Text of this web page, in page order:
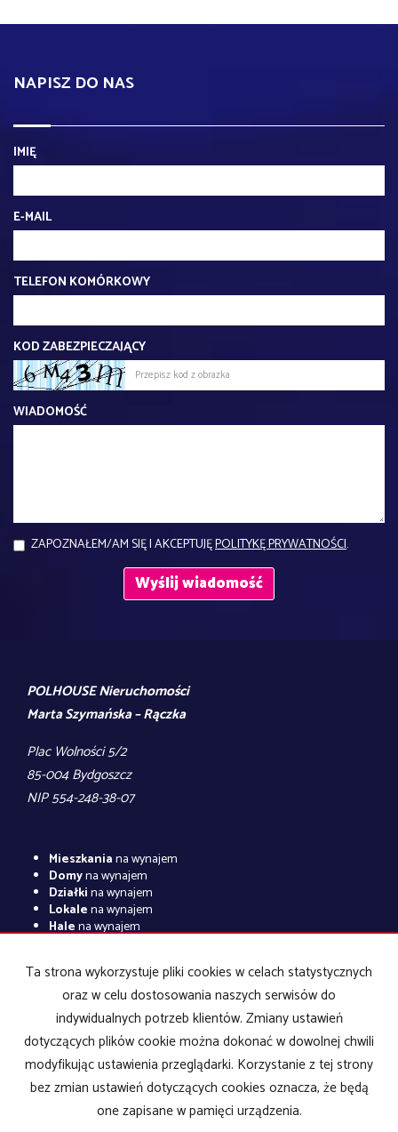
NAPISZ DO NAS
IMIĘ
E-MAIL
TELEFON KOMÓRKOWY
KOD ZABEZPIECZAJĄCY
WIADOMOŚĆ
ZAPOZNAŁEM/AM SIĘ I AKCEPTUJĘPOLITYKĘ PRYWATNOŚCI.
POLHOUSE Nieruchomości
Marta Szymańska – Rączka
Plac Wolności 5/2
85-004 Bydgoszcz
NIP 554-248-38-07
Mieszkaniana wynajem
Domyna wynajem
Działkina wynajem
Lokalena wynajem
Halena wynajem
Mieszkaniana sprzedaż
Domyna sprzedaż
Działki
na sprzedaż
Lokalena sprzedaż
Halena sprzedaż
Obiektyna sprzedaż
Ta strona wykorzystuje pliki cookies w celach statystycznych
oraz w celu dostosowania naszych serwisów do
indywidualnych potrzeb klientów. Zmiany ustawień
dotyczących plików cookie można dokonać w dowolnej chwili
modyfikując ustawienia przeglądarki. Korzystanie z tej strony
bez zmian ustawień dotyczących cookies oznacza, że będą
one zapisane w pamięci urządzenia.